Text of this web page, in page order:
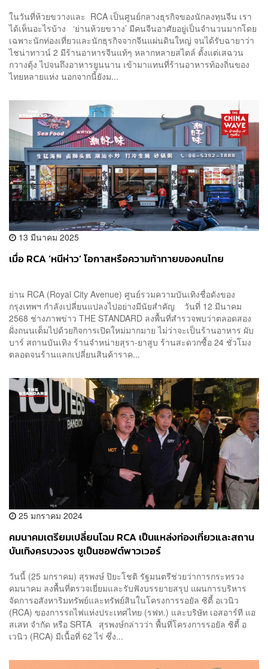
ในวันที่ห้วยขวางและ RCA เป็นศูนย์กลางธุรกิจของนักลงทุนจีน เรา
ได้เห็นอะไรบ้าง ‘ย่านห้วยขวาง’ มีคนจีนอาศัยอยู่เป็นจำนวนมากโดย
เฉพาะนักท่องเที่ยวและนักธุรกิจจากจีนแผ่นดินใหญ่ จนได้รับฉายาว่า
ไชน่าทาวน์ 2 มีร้านอาหารจีนแท้ๆ หลากหลายสไตล์ ตั้งแต่เสฉวน
กวางตุ้ง ไปจนถึงอาหารยูนนาน เข้ามาแทนที่ร้านอาหารท้องถิ่นของ
ไทยหลายแห่ง นอกจากนี้ยังม...
13 มีนาคม 2025
เมื่อ RCA ‘หนีห่าว’ โอกาสหรือความท้าทายของคนไทย
ย่าน RCA (Royal City Avenue) ศูนย์รวมความบันเทิงชื่อดังของ
กรุงเทพฯ กำลังเปลี่ยนแปลงไปอย่างมีนัยสำคัญ วันที่ 12 มีนาคม
2568 ช่างภาพข่าว THE STANDARD ลงพื้นที่สำรวจพบว่าตลอดสอง
ฝั่งถนนเต็มไปด้วยกิจการเปิดใหม่มากมาย ไม่ว่าจะเป็นร้านอาหาร ผับ
บาร์ สถานบันเทิง ร้านจำหน่ายสุรา-ยาสูบ ร้านสะดวกซื้อ 24 ชั่วโมง
ตลอดจนร้านแลกเปลี่ยนสินค้าราค...
25 มกราคม 2024
คมนาคมเตรียมเปลี่ยนโฉม RCA เป็นแหล่งท่องเที่ยวและสถาน
บันเทิงครบวงจร ชูเป็นซอฟต์พาวเวอร์
วันนี้ (25 มกราคม) สุรพงษ์ ปิยะโชติ รัฐมนตรีช่วยว่าการกระทรวง
คมนาคม ลงพื้นที่ตรวจเยี่ยมและรับฟังบรรยายสรุป แผนการบริหาร
จัดการอสังหาริมทรัพย์และทรัพย์สินในโครงการรอยัล ซิตี้ อเวนิว
(RCA) ของการรถไฟแห่งประเทศไทย (รฟท.) และบริษัท เอสอาร์ที แอ
สเสท จำกัด หรือ SRTA สุรพงษ์กล่าวว่า พื้นที่โครงการรอยัล ซิตี้ อ
เวนิว (RCA) มีเนื้อที่ 62 ไร่ ซึ่ง...